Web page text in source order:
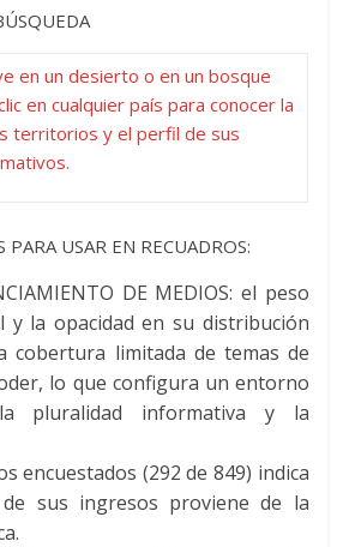
en un desierto o en un bosque
en cualquier país para conocer la
territorios y el perfil de sus
PARA USAR EN RECUADROS:
DE MEDIOS: el peso
y la opacidad en su distribución
cobertura limitada de temas de
lo que configura un entorno
pluralidad informativa y la
encuestados (292 de 849) indica
sus ingresos proviene de la